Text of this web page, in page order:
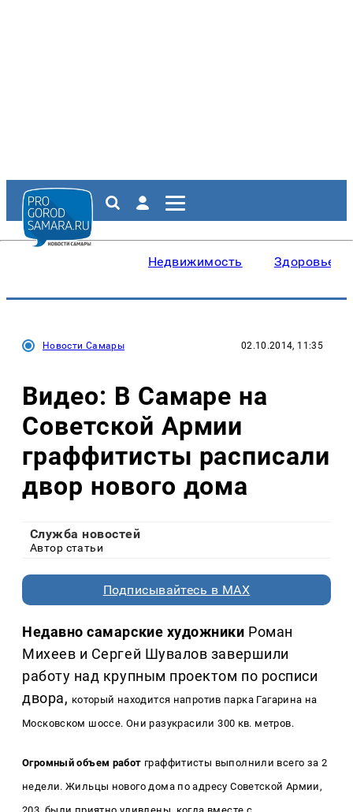
Недвижимость Здоровье
Новости Самары 02.10.2014, 11:35
Видео: В Самаре на
Советской Армии
граффитисты расписали
двор нового дома
Служба новостей
Автор статьи
Подписывайтесь в MAX
Недавно самарские художники Роман
Михеев и Сергей Шувалов завершили
работу над крупным проектом по росписи
двора, который находится напротив парка Гагарина на
Московском шоссе. Они разукрасили 300 кв. метров.
Огромный объем работ граффитисты выполнили всего за 2
недели. Жильцы нового дома по адресу Советской Армии,